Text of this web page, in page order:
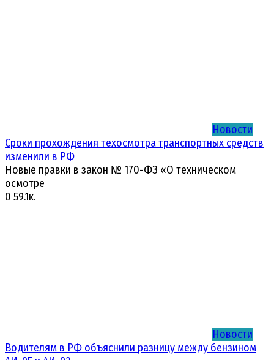
Новости
Сроки прохождения техосмотра транспортных средств
изменили в РФ
Новые правки в закон № 170-ФЗ «О техническом
осмотре
0 59.1к.
Новости
Водителям в РФ объяснили разницу между бензином